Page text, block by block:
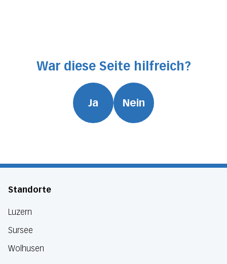
War diese Seite hilfreich?
Ja Nein
Standorte
Luzern
Sursee
Wolhusen